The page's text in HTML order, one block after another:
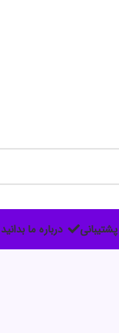
پشتیبانی درباره ما بدانید
جدید